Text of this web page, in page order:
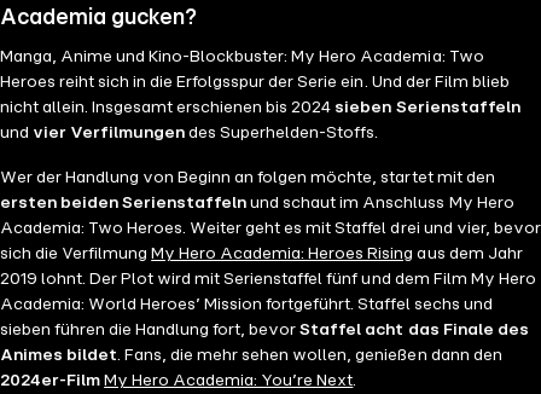
Academia gucken?
Manga, Anime und Kino-Blockbuster: My Hero Academia: Two
Heroes reiht sich in die Erfolgsspur der Serie ein. Und der Film blieb
nicht allein. Insgesamt erschienen bis 2024 sieben Serienstaffeln
und vier Verfilmungen des Superhelden-Stoffs.
Wer der Handlung von Beginn an folgen möchte, startet mit den
ersten beiden Serienstaffeln und schaut im Anschluss My Hero
Academia: Two Heroes. Weiter geht es mit Staffel drei und vier, bevor
sich die Verfilmung My Hero Academia: Heroes Rising aus dem Jahr
2019 lohnt. Der Plot wird mit Serienstaffel fünf und dem Film My Hero
Academia: World Heroes’ Mission fortgeführt. Staffel sechs und
sieben führen die Handlung fort, bevorStaffel acht das Finale des
Animes bildet. Fans, die mehr sehen wollen, genießen dann den
2024er-Film My Hero Academia: You’re Next.